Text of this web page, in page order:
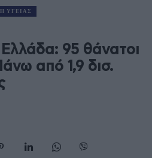
ΥΓΕΊΑΣ
Ελλάδα: 95 θάνατοι
από 1,9 δισ.